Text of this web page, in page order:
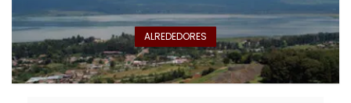
ALREDEDORES